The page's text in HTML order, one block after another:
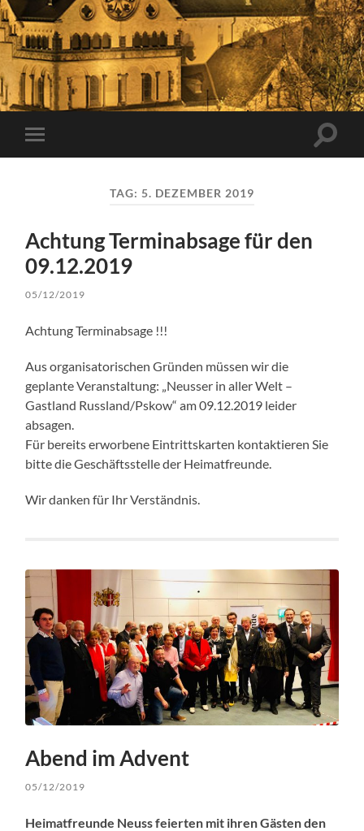
Mobile-
Menü
TAG: 5. DEZEMBER 2019
Achtung Terminabsage für den
09.12.2019
05/12/2019
Achtung Terminabsage !!!
Aus organisatorischen Gründen müssen wir die
geplante Veranstaltung: „Neusser in aller Welt –
Gastland Russland/Pskow“ am 09.12.2019 leider
absagen.
Für bereits erworbene Eintrittskarten kontaktieren Sie
bitte die Geschäftsstelle der Heimatfreunde.
Wir danken für Ihr Verständnis.
Abend im Advent
05/12/2019
Heimatfreunde Neuss feierten mit ihren Gästen den